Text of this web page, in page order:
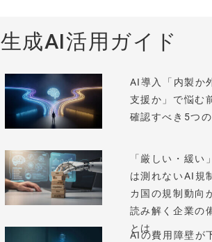
生成AI活用ガイド
AI導入「内製か
支援か」で悩む
確認すべき5つの
「厳しい・緩い
は測れないAI規
カ国の規制動向
読み解く企業の
とは
AIの費用障壁が